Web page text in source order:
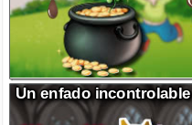
Un enfado incontrolable